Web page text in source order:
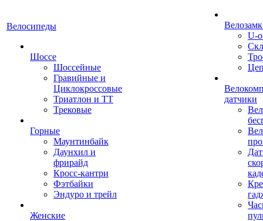
Велосипеды
Шоссе
Шоссейные
Гравийные и
Циклокроссовые
Триатлон и ТТ
Трековые
Горные
Маунтинбайк
Даунхил и
фрирайд
Кросс-кантри
Фэтбайки
Эндуро и трейл
Женские
U-
датчики